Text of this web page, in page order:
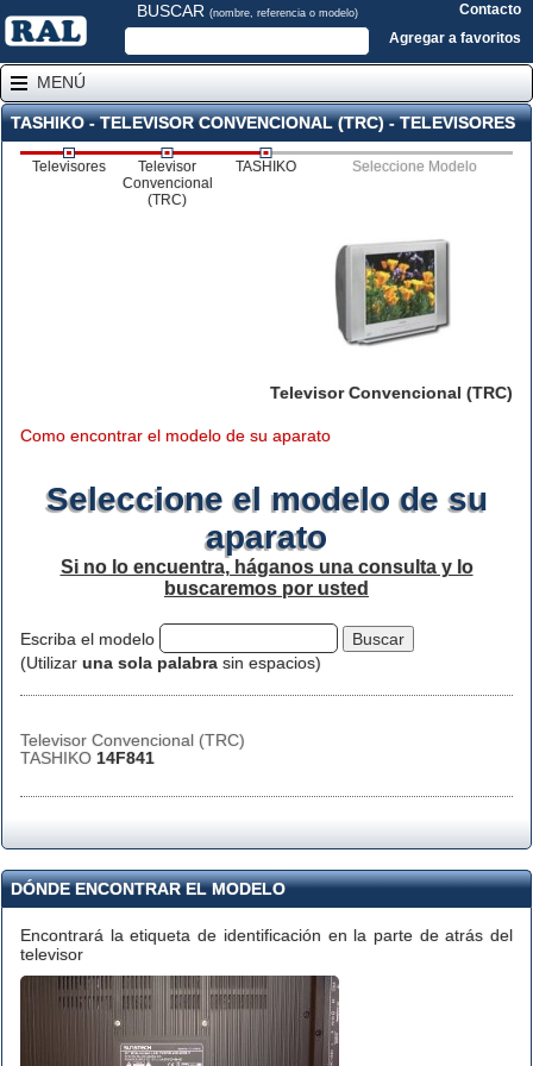
BUSCAR (nombre, referencia o modelo)
Contacto
Agregar a favoritos
MENÚ
TASHIKO - TELEVISOR CONVENCIONAL (TRC) - TELEVISORES
Televisores
Televisor
Convencional
(TRC)
TASHIKO Seleccione Modelo
Televisor Convencional (TRC)
Como encontrar el modelo de su aparato
Seleccione el modelo de su
aparato
Si no lo encuentra, háganos una consulta y lo
buscaremos por usted
Escriba el modelo
(Utilizar una sola palabra sin espacios)
Televisor Convencional (TRC)
TASHIKO 14F841
DÓNDE ENCONTRAR EL MODELO
Encontrará la etiqueta de identificación en la parte de atrás del
televisor